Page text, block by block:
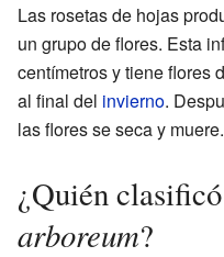
Las rosetas de hojas
un grupo de flores. Esta
centímetros y tiene flores
al final del invierno.
las flores se seca y muere.
¿Quién
arboreum?